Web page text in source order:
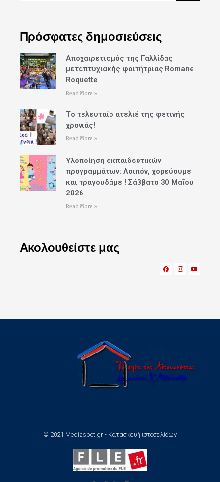
Πρόσφατες δημοσιεύσεις
Αποχαιρετισμός της Γαλλίδας
μεταπτυχιακής φοιτήτριας Romane
Roquette
Read More »
Tο τελευταίο ατελιέ της φετινής
χρονιάς!
Read More »
Υλοποίηση εκπαιδευτικών
προγραμμάτων: Λοιπόν, χορεύουμε
και τραγουδάμε ! Σάββατο 30 Μαΐου
2026
Read More »
Ακολουθείστε μας
© 2021 Mediaspot.gr - Κατασκευή ιστοσελίδων